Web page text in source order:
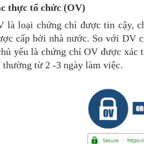
thực tổ chức (OV)
là loại chứng chỉ được tin cậy,
cấp bởi nhà nước. So với DV
yếu là chứng chỉ OV được xác
từ 2 -3 ngày làm việc.